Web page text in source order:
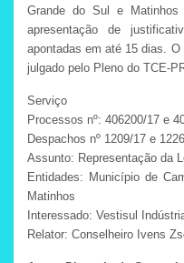
Grande do Sul e
apresentação de
apontadas em até 15 dias.
julgado pelo Pleno do TCE-
Serviço
Processos nº: 406200/17 e
Despachos nº 1209/17 e
Assunto: Representação da
Entidades: Município de
Matinhos
Interessado: Vestisul
Relator: Conselheiro Ivens